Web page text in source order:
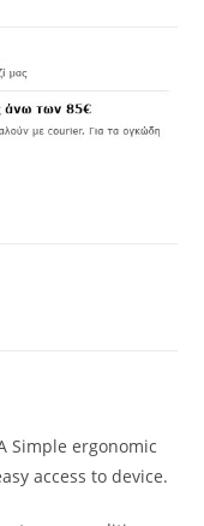
Simple ergonomic
access to device.